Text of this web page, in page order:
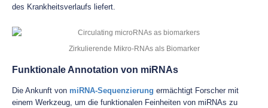
des Krankheitsverlaufs liefert.
Zirkulierende Mikro-RNAs als Biomarker
Funktionale Annotation von miRNAs
Die Ankunft von miRNA-Sequenzierung ermächtigt Forscher mit
einem Werkzeug, um die funktionalen Feinheiten von miRNAs zu